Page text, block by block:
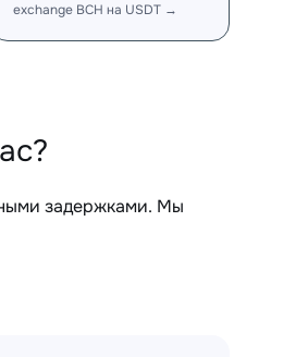
exchange BCH на USDT →
задержками. Мы